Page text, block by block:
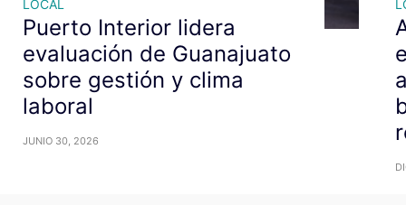
LOCAL
Puerto Interior lidera
evaluación de Guanajuato
sobre gestión y clima
laboral
JUNIO 30, 2026